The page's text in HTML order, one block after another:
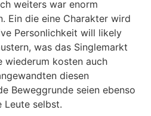
weiters war enorm
Ein die eine Charakter wird
Personlichkeit will likely
was das Singlemarkt
kosten auch
diesen
Beweggrunde seien ebenso
Leute selbst.